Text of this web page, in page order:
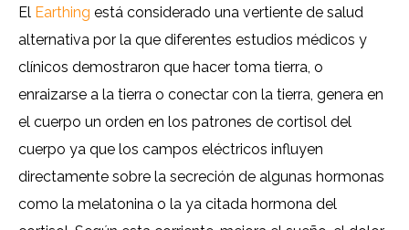
El Earthing está considerado una vertiente de salud
alternativa por la que diferentes estudios médicos y
clínicos demostraron que hacer toma tierra, o
enraizarse a la tierra o conectar con la tierra, genera en
el cuerpo un orden en los patrones de cortisol del
cuerpo ya que los campos eléctricos influyen
directamente sobre la secreción de algunas hormonas
como la melatonina o la ya citada hormona del